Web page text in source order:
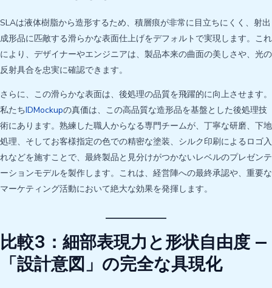
SLAは液体樹脂から造形するため、積層痕が非常に目立ちにくく、射出
成形品に匹敵する滑らかな表面仕上げをデフォルトで実現します。これ
により、デザイナーやエンジニアは、製品本来の曲面の美しさや、光の
反射具合を忠実に確認できます。
さらに、この滑らかな表面は、後処理の品質を飛躍的に向上させます。
私たちIDMockupの真価は、この高品質な造形品を基盤とした後処理技
術にあります。熟練した職人からなる専門チームが、丁寧な研磨、下地
処理、そしてお客様指定の色での精密な塗装、シルク印刷によるロゴ入
れなどを施すことで、最終製品と見分けがつかないレベルのプレゼンテ
ーションモデルを製作します。これは、経営陣への最終承認や、重要な
マーケティング活動において絶大な効果を発揮します。
比較3：細部表現力と形状自由度 —
「設計意図」の完全な具現化